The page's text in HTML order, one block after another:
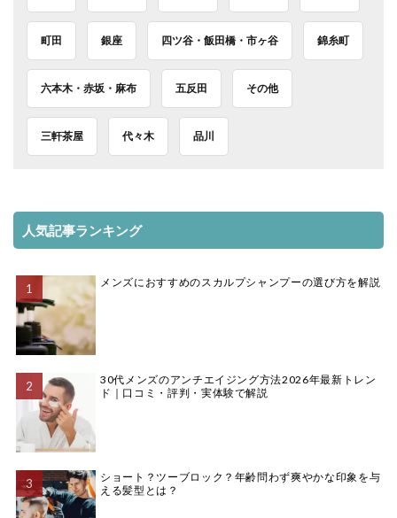
町田 銀座 四ツ谷・飯田橋・市ヶ谷 錦糸町
六本木・赤坂・麻布 五反田 その他
三軒茶屋 代々木 品川
人気記事ランキング
メンズにおすすめのスカルプシャンプーの選び方を解説
30代メンズのアンチエイジング方法2026年最新トレン
ド｜口コミ・評判・実体験で解説
ショート？ツーブロック？年齢問わず爽やかな印象を与
える髪型とは？